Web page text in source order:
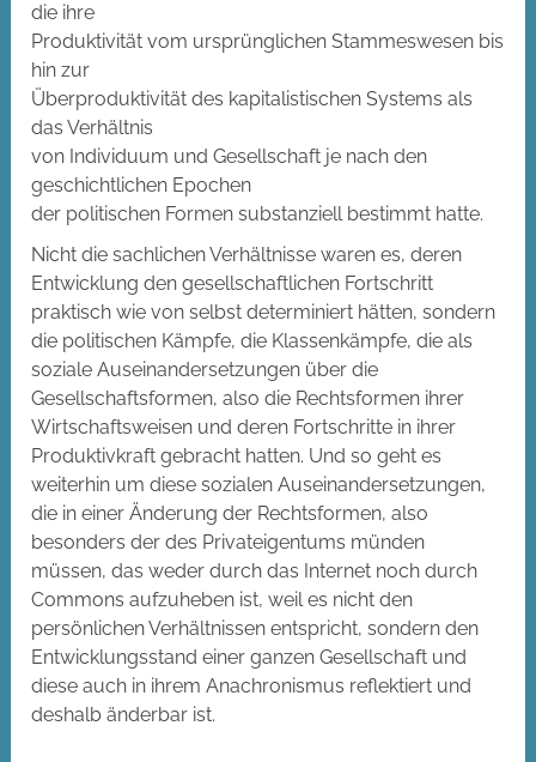
die ihre
Produktivität vom ursprünglichen Stammeswesen bis
hin zur
Überproduktivität des kapitalistischen Systems als
das Verhältnis
von Individuum und Gesellschaft je nach den
geschichtlichen Epochen
der politischen Formen substanziell bestimmt hatte.
Nicht die sachlichen Verhältnisse waren es, deren
Entwicklung den gesellschaftlichen Fortschritt
praktisch wie von selbst determiniert hätten, sondern
die politischen Kämpfe, die Klassenkämpfe, die als
soziale Auseinandersetzungen über die
Gesellschaftsformen, also die Rechtsformen ihrer
Wirtschaftsweisen und deren Fortschritte in ihrer
Produktivkraft gebracht hatten. Und so geht es
weiterhin um diese sozialen Auseinandersetzungen,
die in einer Änderung der Rechtsformen, also
besonders der des Privateigentums münden
müssen, das weder durch das Internet noch durch
Commons aufzuheben ist, weil es nicht den
persönlichen Verhältnissen entspricht, sondern den
Entwicklungsstand einer ganzen Gesellschaft und
diese auch in ihrem Anachronismus reflektiert und
deshalb änderbar ist.